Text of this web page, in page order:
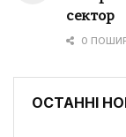
сектор
0
ОСТАННІ